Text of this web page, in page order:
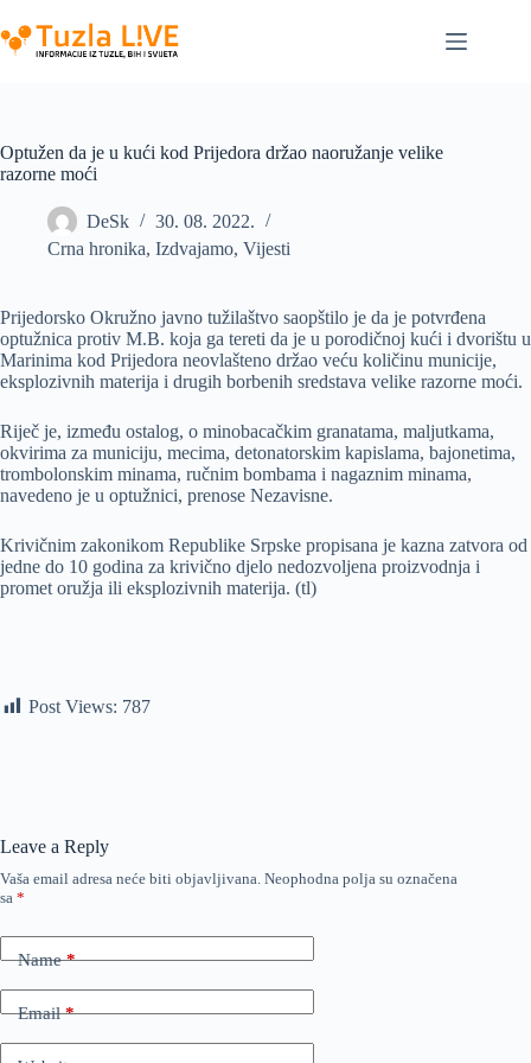
to
content
Optužen da je u kući kod Prijedora držao naoružanje velike
razorne moći
DeSk
30. 08. 2022.
Crna hronika, Izdvajamo, Vijesti
Prijedorsko Okružno javno tužilaštvo saopštilo je da je potvrđena
optužnica protiv M.B. koja ga tereti da je u porodičnoj kući i dvorištu u
Marinima kod Prijedora neovlašteno držao veću količinu municije,
eksplozivnih materija i drugih borbenih sredstava velike razorne moći.
Riječ je, između ostalog, o minobacačkim granatama, maljutkama,
okvirima za municiju, mecima, detonatorskim kapislama, bajonetima,
trombolonskim minama, ručnim bombama i nagaznim minama,
navedeno je u optužnici, prenose Nezavisne.
Krivičnim zakonikom Republike Srpske propisana je kazna zatvora od
jedne do 10 godina za krivično djelo nedozvoljena proizvodnja i
promet oružja ili eksplozivnih materija. (tl)
Post Views: 787
Leave a Reply
Vaša email adresa neće biti objavljivana. Neophodna polja su označena
sa *
Name*
Email*